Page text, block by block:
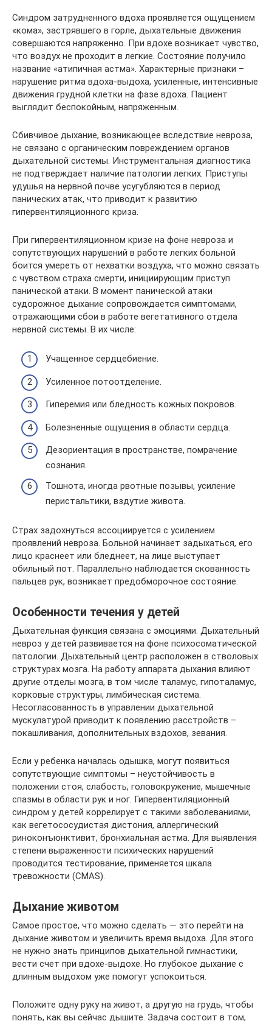
Синдром затрудненного вдоха проявляется ощущением
«кома», застрявшего в горле, дыхательные движения
совершаются напряженно. При вдохе возникает чувство,
что воздух не проходит в легкие. Состояние получило
название «атипичная астма». Характерные признаки –
нарушение ритма вдоха-выдоха, усиленные, интенсивные
движения грудной клетки на фазе вдоха. Пациент
выглядит беспокойным, напряженным.
Сбивчивое дыхание, возникающее вследствие невроза,
не связано с органическим повреждением органов
дыхательной системы. Инструментальная диагностика
не подтверждает наличие патологии легких. Приступы
удушья на нервной почве усугубляются в период
панических атак, что приводит к развитию
гипервентиляционного криза.
При гипервентиляционном кризе на фоне невроза и
сопутствующих нарушений в работе легких больной
боится умереть от нехватки воздуха, что можно связать
с чувством страха смерти, инициирующим приступ
панической атаки. В момент панической атаки
судорожное дыхание сопровождается симптомами,
отражающими сбои в работе вегетативного отдела
нервной системы. В их числе:
Учащенное сердцебиение.
Усиленное потоотделение.
Гиперемия или бледность кожных покровов.
Болезненные ощущения в области сердца.
Дезориентация в пространстве, помрачение
сознания.
Тошнота, иногда рвотные позывы, усиление
перистальтики, вздутие живота.
Страх задохнуться ассоциируется с усилением
проявлений невроза. Больной начинает задыхаться, его
лицо краснеет или бледнеет, на лице выступает
обильный пот. Параллельно наблюдается скованность
пальцев рук, возникает предобморочное состояние.
Особенности течения у детей
Дыхательная функция связана с эмоциями. Дыхательный
невроз у детей развивается на фоне психосоматической
патологии. Дыхательный центр расположен в стволовых
структурах мозга. На работу аппарата дыхания влияют
другие отделы мозга, в том числе таламус, гипоталамус,
корковые структуры, лимбическая система.
Несогласованность в управлении дыхательной
мускулатурой приводит к появлению расстройств –
покашливания, дополнительных вздохов, зевания.
Если у ребенка началась одышка, могут появиться
сопутствующие симптомы – неустойчивость в
положении стоя, слабость, головокружение, мышечные
спазмы в области рук и ног. Гипервентиляционный
синдром у детей коррелирует с такими заболеваниями,
как вегетососудистая дистония, аллергический
риноконъюнктивит, бронхиальная астма. Для выявления
степени выраженности психических нарушений
проводится тестирование, применяется шкала
тревожности (CMAS).
Дыхание животом
Самое простое, что можно сделать — это перейти на
дыхание животом и увеличить время выдоха. Для этого
не нужно знать принципов дыхательной гимнастики,
вести счет при вдохе-выдохе. Но глубокое дыхание с
длинным выдохом уже помогут успокоиться.
Положите одну руку на живот, а другую на грудь, чтобы
понять, как вы сейчас дышите. Задача состоит в том,